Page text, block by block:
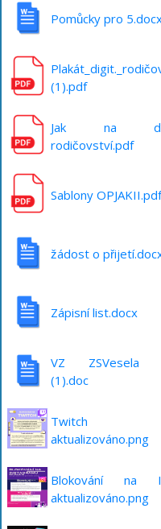
Pomůcky pro
(1).pdf
Jak na
rodičovství.pdf
Sablony
žádost o
Zápisní list.docx
VZ ZSVesela
(1).doc
aktualizováno.png
Blokování
aktualizováno.png